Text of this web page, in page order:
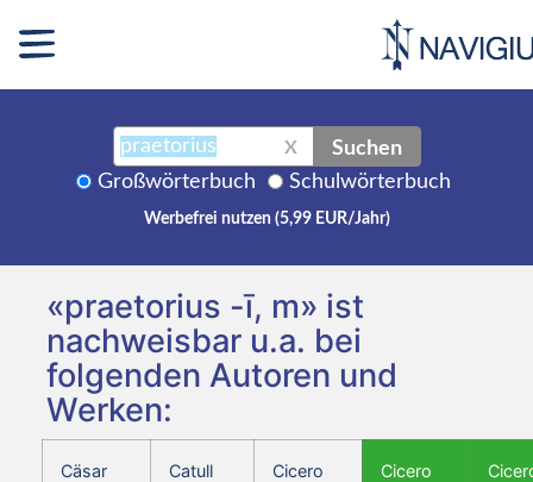
X Suchen
Großwörterbuch Schulwörterbuch
Werbefrei nutzen (5,99 EUR/Jahr)
«praetorius -ī, m» ist
nachweisbar u.a. bei
folgenden Autoren und
Werken:
Cäsar
Catull
Cicero
Cicero